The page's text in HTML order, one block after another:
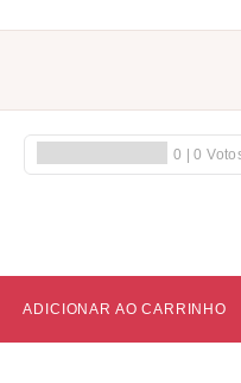
ADICIONAR AO CARRINHO